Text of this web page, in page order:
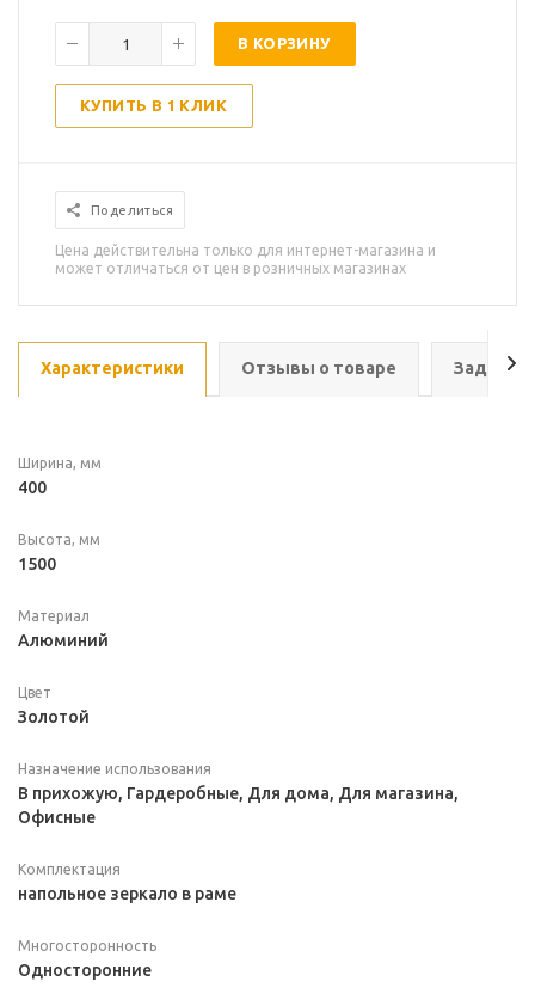
В КОРЗИНУ
КУПИТЬ В 1 КЛИК
Поделиться
Цена действительна только для интернет-магазина и
может отличаться от цен в розничных магазинах
Характеристики Отзывы о товаре Задать
Ширина, мм
400
Высота, мм
1500
Материал
Алюминий
Цвет
Золотой
Назначение использования
В прихожую, Гардеробные, Для дома, Для магазина,
Офисные
Комплектация
напольное зеркало в раме
Многосторонность
Односторонние